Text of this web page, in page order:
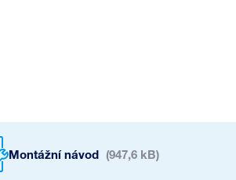
Montážní návod (947,6 kB)